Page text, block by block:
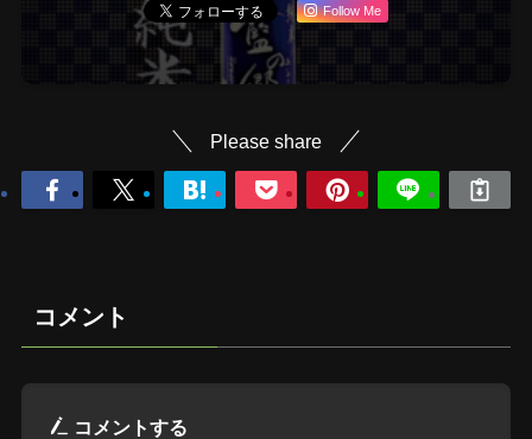
Follow Me
Please share
コメント
コメントする